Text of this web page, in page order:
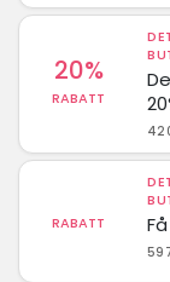
20%
RABATT
RABATT